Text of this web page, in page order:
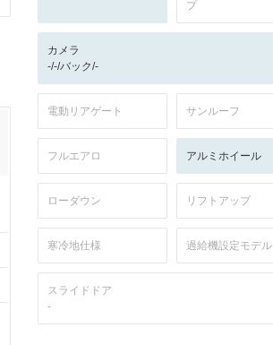
プ
カメラ
-/-/バック/-
電動リアゲート サンルーフ
フルエアロ アルミホイール
ローダウン リフトアップ
寒冷地仕様 過給機設定モデル
スライドドア
-